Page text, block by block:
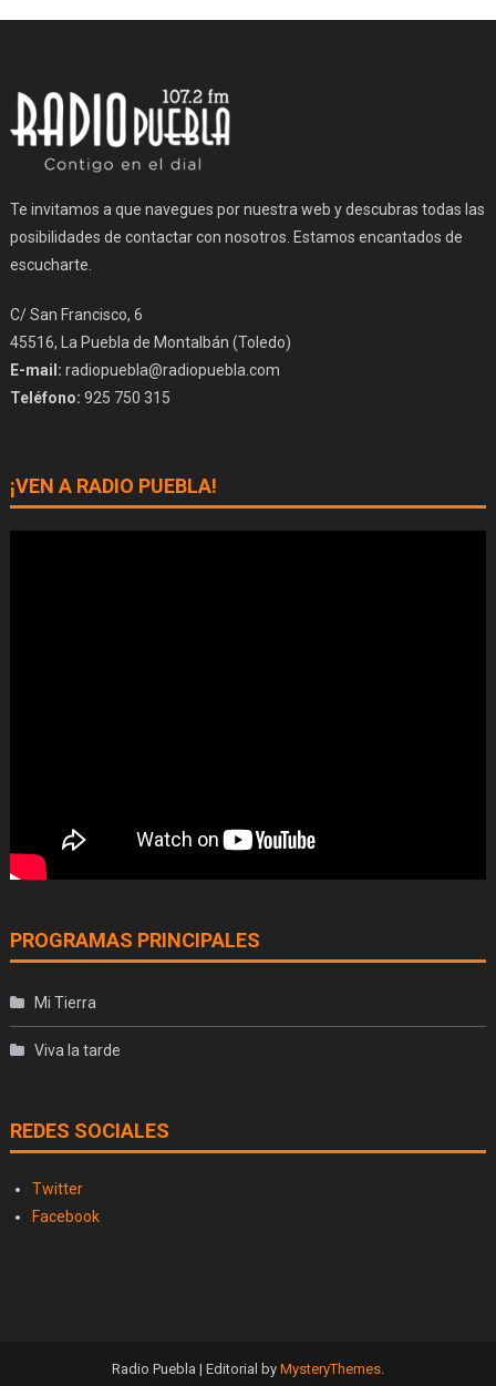
Te invitamos a que navegues por nuestra web y descubras todas las
posibilidades de contactar con nosotros. Estamos encantados de
escucharte.
C/ San Francisco, 6
45516, La Puebla de Montalbán (Toledo)
E-mail: radiopuebla@radiopuebla.com
Teléfono: 925 750 315
¡VEN A RADIO PUEBLA!
PROGRAMAS PRINCIPALES
Mi Tierra
Viva la tarde
REDES SOCIALES
Twitter
Facebook
Radio Puebla | Editorial by MysteryThemes